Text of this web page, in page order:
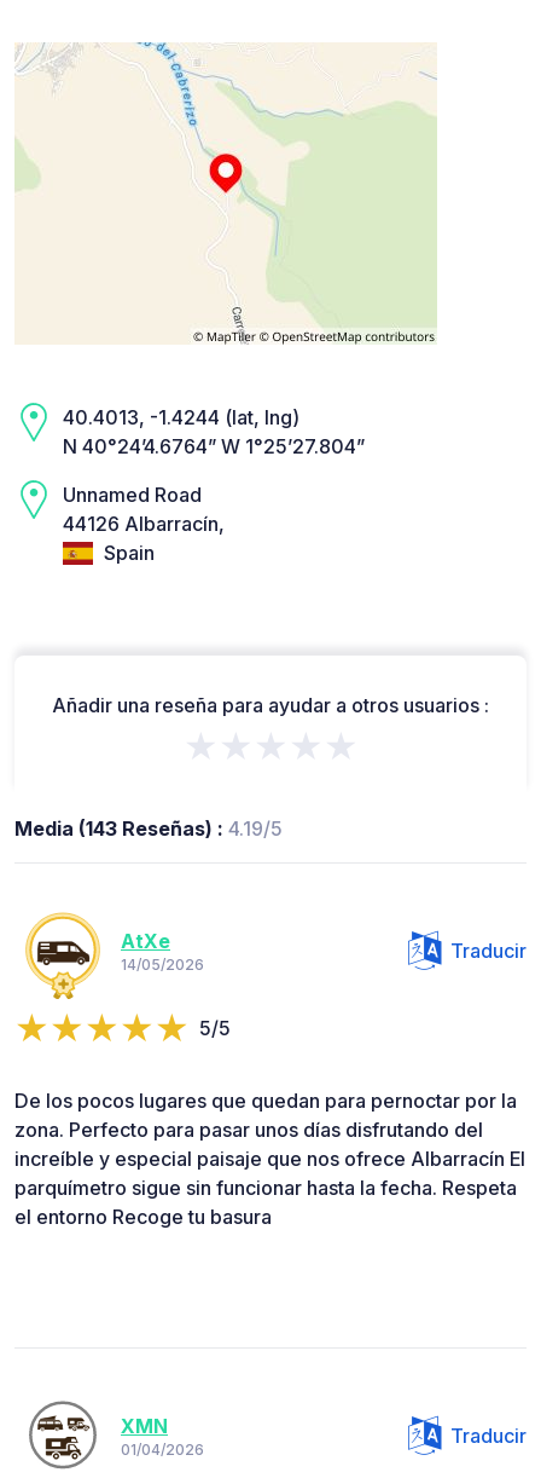
40.4013, -1.4244 (lat, lng)
N 40°24’4.6764” W 1°25’27.804”
Unnamed Road
44126 Albarracín,
Spain
Añadir una reseña para ayudar a otros usuarios :
★★★★★
Media (143 Reseñas) : 4.19/5
AtXe
14/05/2026
Traducir
5/5
De los pocos lugares que quedan para pernoctar por la
zona. Perfecto para pasar unos días disfrutando del
increíble y especial paisaje que nos ofrece Albarracín El
parquímetro sigue sin funcionar hasta la fecha. Respeta
el entorno Recoge tu basura
XMN
01/04/2026
Traducir